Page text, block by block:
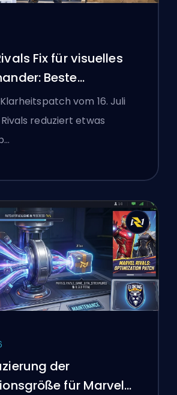
Fix für visuelles
Beste
nach dem Patch
Klarheitspatch vom 16. Juli
reduziert etwas
der
für Marvel